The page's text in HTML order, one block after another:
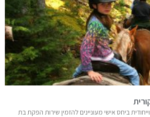
ביחס אישי מעוניינים להזמין שירות הפקת בת